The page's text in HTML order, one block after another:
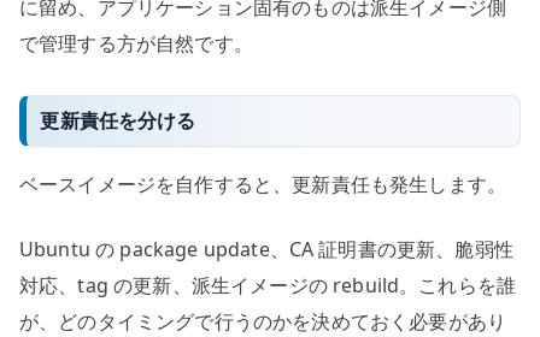
に留め、アプリケーション固有のものは派生イメージ側
で管理する方が自然です。
更新責任を分ける
ベースイメージを自作すると、更新責任も発生します。
Ubuntu の package update、CA 証明書の更新、脆弱性
対応、tag の更新、派生イメージの rebuild。これらを誰
が、どのタイミングで行うのかを決めておく必要があり